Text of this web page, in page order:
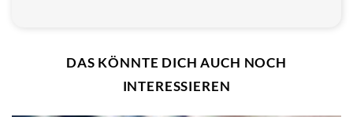
DAS KÖNNTE DICH AUCH NOCH
INTERESSIEREN